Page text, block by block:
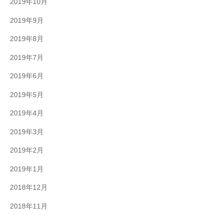
2019年10月
2019年9月
2019年8月
2019年7月
2019年6月
2019年5月
2019年4月
2019年3月
2019年2月
2019年1月
2018年12月
2018年11月